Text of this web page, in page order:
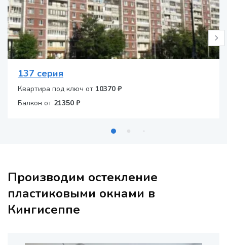
137 серия
Квартира под ключ от 10370 ₽
Балкон от 21350 ₽
Производим остекление
пластиковыми окнами в
Кингисеппе